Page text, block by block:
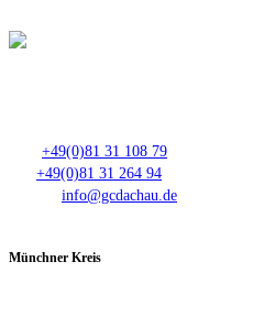
+49(0)81 31 108 79
+49(0)81 31 264 94
info@gcdachau.de
Münchner Kreis